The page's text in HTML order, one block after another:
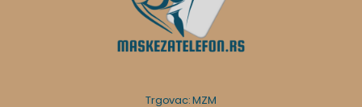
Trgovac: MZM